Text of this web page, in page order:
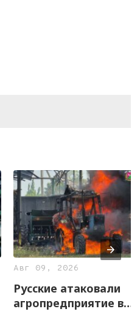
Авг 09, 2026
Русские атаковали
агропредприятие в